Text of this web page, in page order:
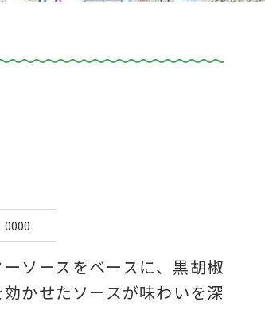
0000
ソースをベースに、黒胡椒
かせたソースが味わいを深